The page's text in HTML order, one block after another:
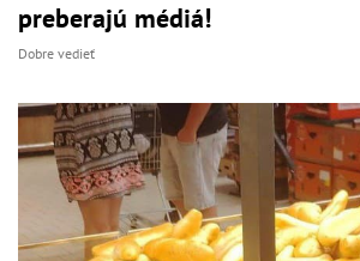
preberajú médiá!
Dobre vedieť